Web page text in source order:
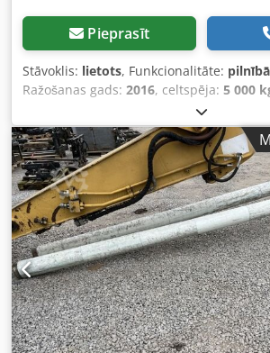
Pieprasīt
Stāvoklis: lietots, Funkcionalitāte:
Ražošanas gads: 2016, celtspēja: 5 000
ISO klase: ISO klase 3 = 2 500–4 999 kg
darbam un pilnībā funkcionējošs
Tehniskais stāvoklis: labs Apraksts: Gads
cm) Celtspēja 5 000 kg Garums 4 000